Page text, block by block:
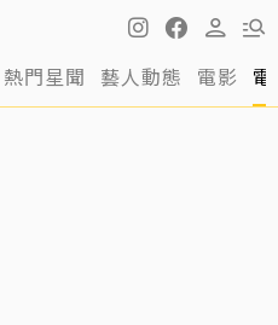
熱門星聞 藝人動態 電影